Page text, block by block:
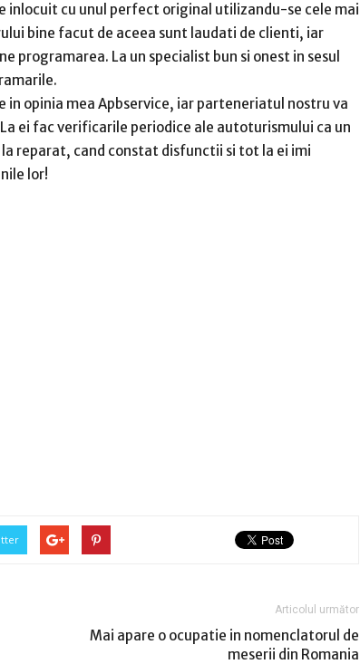
inlocuit cu unul perfect original utilizandu-se cele mai
bine facut de aceea sunt laudati de clienti, iar
programarea. La un specialist bun si onest in sesul
in opinia mea Apbservice, iar parteneriatul nostru va
ei fac verificarile periodice ale autoturismului ca un
reparat, cand constat disfunctii si tot la ei imi
lor!
Articolul următor
Mai apare o ocupatie in nomenclatorul de
meserii din Romania